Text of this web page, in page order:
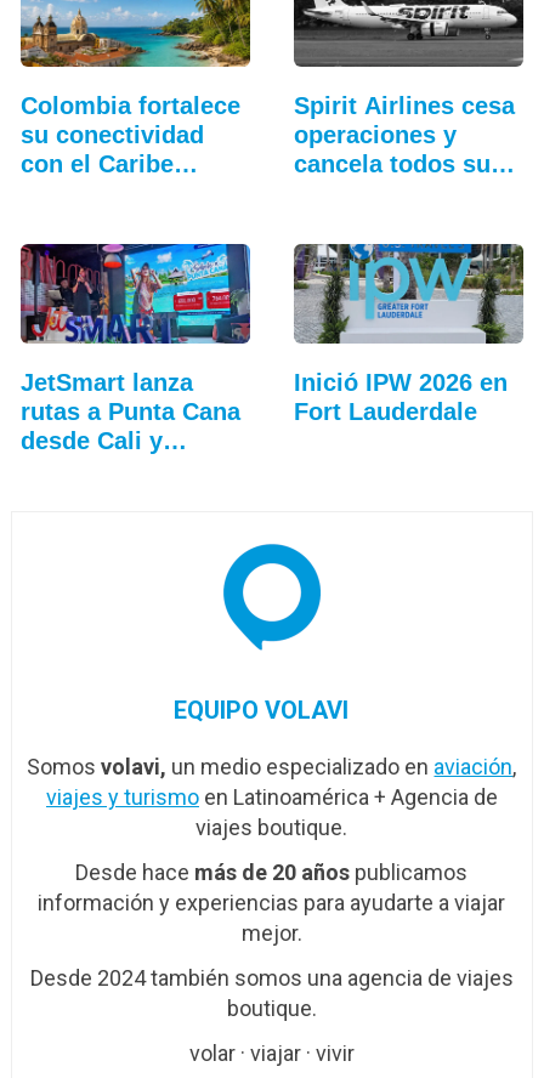
Colombia fortalece
su conectividad
con el Caribe…
Spirit Airlines cesa
operaciones y
cancela todos sus
JetSmart lanza
rutas a Punta Cana
desde Cali y
Inició IPW 2026 en
Fort Lauderdale
EQUIPO VOLAVI
Somosvolavi, un medio especializado en aviación,
viajes y turismoen Latinoamérica + Agencia de
viajes boutique.
Desde hace más de 20 años publicamos
información y experiencias para ayudarte a viajar
mejor.
Desde 2024 también somos una agencia de viajes
boutique.
volar · viajar · vivir